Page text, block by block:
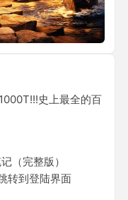
史上最全的百
（完整版）
转到登陆界面